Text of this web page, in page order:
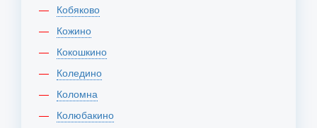
Кобяково
Кожино
Кокошкино
Коледино
Коломна
Колюбакино